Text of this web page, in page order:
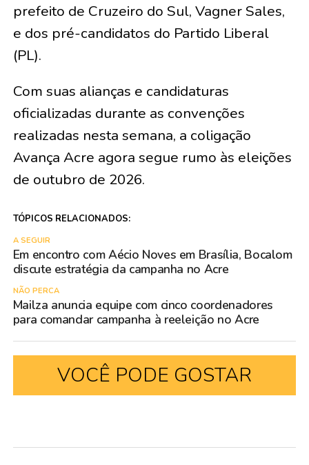
prefeito de Cruzeiro do Sul, Vagner Sales,
e dos pré-candidatos do Partido Liberal
(PL).
Com suas alianças e candidaturas
oficializadas durante as convenções
realizadas nesta semana, a coligação
Avança Acre agora segue rumo às eleições
de outubro de 2026.
TÓPICOS RELACIONADOS:
A SEGUIR
Em encontro com Aécio Noves em Brasília, Bocalom
discute estratégia da campanha no Acre
NÃO PERCA
Mailza anuncia equipe com cinco coordenadores
para comandar campanha à reeleição no Acre
VOCÊ PODE GOSTAR